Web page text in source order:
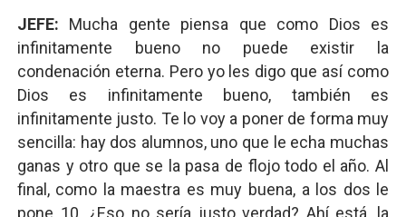
JEFE: Mucha gente piensa que como Dios es
infinitamente bueno no puede existir la
condenación eterna. Pero yo les digo que así como
Dios es infinitamente bueno, también es
infinitamente justo. Te lo voy a poner de forma muy
sencilla: hay dos alumnos, uno que le echa muchas
ganas y otro que se la pasa de flojo todo el año. Al
final, como la maestra es muy buena, a los dos le
pone 10. ¿Eso no sería justo verdad? Ahí está, la